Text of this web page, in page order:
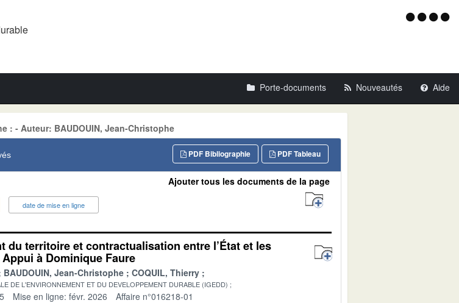
Menu
Porte-documents Nouveautés Aide
: - Auteur: BAUDOUIN, Jean-Christophe
PDF Tableau
PDF Bibliographie
date de mise en ligne
Ajouter tous les documents de la page
du territoire et contractualisation entre l’État et les
à Dominique Faure
BAUDOUIN, Jean-Christophe COQUIL, Thierry
DE L'ENVIRONNEMENT ET DU DEVELOPPEMENT DURABLE (IGEDD)
Mise en ligne: févr. 2026 Affaire n°016218-01